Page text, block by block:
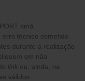
será
técnico cometido
durante a realização
em não
link ou, ainda, na
válidos.